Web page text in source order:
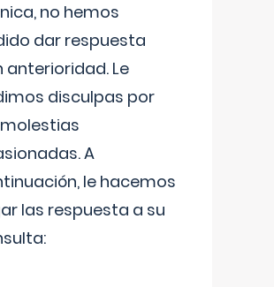
no hemos
dar respuesta
anterioridad. Le
disculpas por
A
le hacemos
las respuesta a su